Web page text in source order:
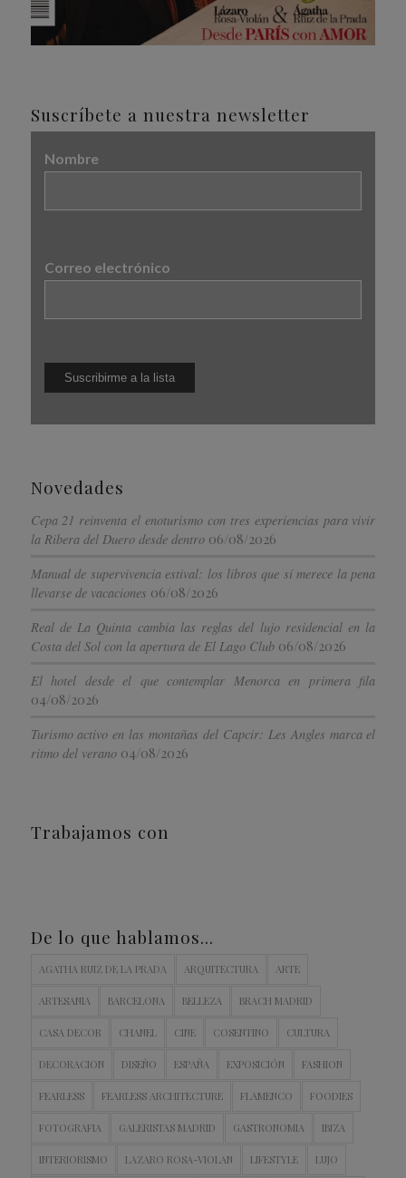
Suscríbete a nuestra newsletter
Nombre
Correo electrónico
Novedades
Cepa 21 reinventa el enoturismo con tres experiencias para vivir
la Ribera del Duero desde dentro 06/08/2026
Manual de supervivencia estival: los libros que sí merece la pena
llevarse de vacaciones 06/08/2026
Real de La Quinta cambia las reglas del lujo residencial en la
Costa del Sol con la apertura de El Lago Club 06/08/2026
El hotel desde el que contemplar Menorca en primera fila
04/08/2026
Turismo activo en las montañas del Capcir: Les Angles marca el
ritmo del verano 04/08/2026
Trabajamos con
De lo que hablamos…
AGATHA RUIZ DE LA PRADA ARQUITECTURA ARTE
ARTESANIA BARCELONA BELLEZA BRACH MADRID
CASA DECOR CHANEL CINE COSENTINO CULTURA
DECORACION DISEÑO ESPAÑA EXPOSICIÓN FASHION
FEARLESS FEARLESS ARCHITECTURE FLAMENCO FOODIES
FOTOGRAFIA GALERISTAS MADRID GASTRONOMIA IBIZA
INTERIORISMO LAZARO ROSA-VIOLAN LIFESTYLE LUJO